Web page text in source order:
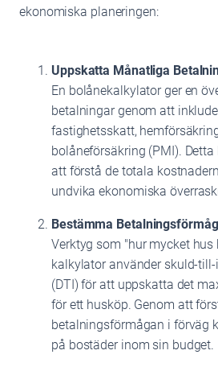
ekonomiska planeringen:
Uppskatta Månatliga
En bolånekalkylator ger en
betalningar genom att
fastighetsskatt,
bolåneförsäkring (PMI).
att förstå de totala
undvika ekonomiska
Bestämma
Verktyg som "hur mycket hus
kalkylator använder skuld-
(DTI) för att uppskatta det
för ett husköp. Genom att
betalningsförmågan i förväg
på bostäder inom sin budget.